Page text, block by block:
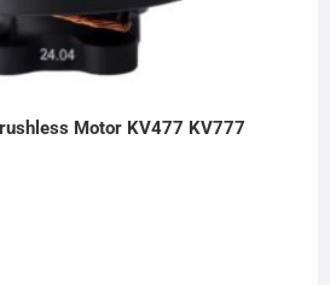
Motor KV477 KV777